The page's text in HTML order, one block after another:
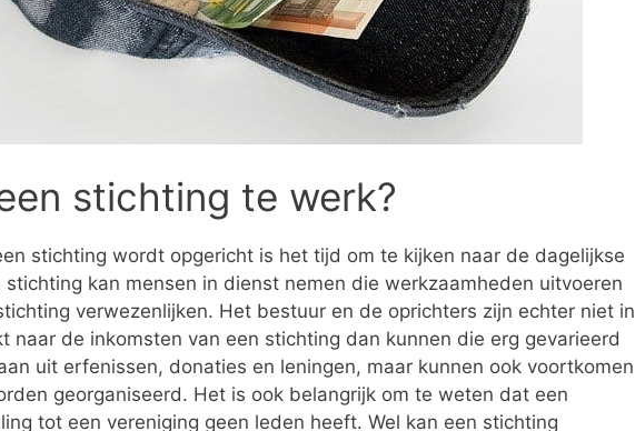
stichting te werk?
stichting wordt opgericht is het tijd om te kijken naar de dagelijkse
stichting kan mensen in dienst nemen die werkzaamheden uitvoeren
verwezenlijken. Het bestuur en de oprichters zijn echter niet in
naar de inkomsten van een stichting dan kunnen die erg gevarieerd
uit erfenissen, donaties en leningen, maar kunnen ook voortkomen
georganiseerd. Het is ook belangrijk om te weten dat een
tot een vereniging geen leden heeft. Wel kan een stichting